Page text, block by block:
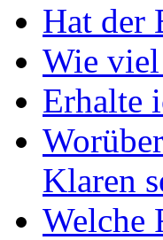
Hat der
Wie
Erhalte
Klaren
Welche